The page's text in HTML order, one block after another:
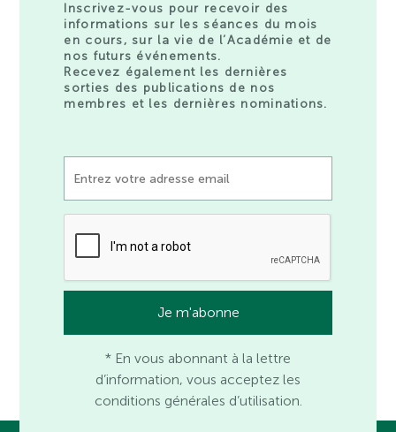
Inscrivez-vous pour recevoir des
informations sur les séances du mois
en cours, sur la vie de l’Académie et de
nos futurs événements.
Recevez également les dernières
sorties des publications de nos
membres et les dernières nominations.
* En vous abonnant à la lettre
d’information, vous acceptez les
conditions générales d’utilisation.